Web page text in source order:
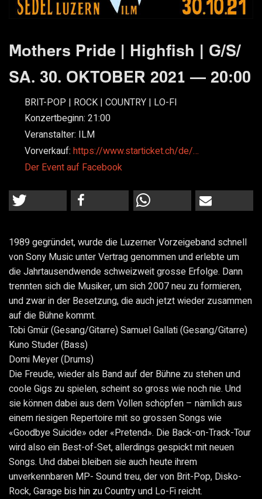
Mothers Pride | Highfish | G/S/
SA. 30. OKTOBER 2021 — 20:00
BRIT-POP | ROCK | COUNTRY | LO-FI
Konzertbeginn: 21:00
Veranstalter: ILM
Vorverkauf: https://www.starticket.ch/de/…
Der Event auf Facebook
1989 gegründet, wurde die Luzerner Vorzeigeband schnell
von Sony Music unter Vertrag genommen und erlebte um
die Jahrtausendwende schweizweit grosse Erfolge. Dann
trennten sich die Musiker, um sich 2007 neu zu formieren,
und zwar in der Besetzung, die auch jetzt wieder zusammen
auf die Bühne kommt.
Tobi Gmür (Gesang/Gitarre) Samuel Gallati (Gesang/Gitarre)
Kuno Studer (Bass)
Domi Meyer (Drums)
Die Freude, wieder als Band auf der Bühne zu stehen und
coole Gigs zu spielen, scheint so gross wie noch nie. Und
sie können dabei aus dem Vollen schöpfen – nämlich aus
einem riesigen Repertoire mit so grossen Songs wie
«Goodbye Suicide» oder «Pretend». Die Back-on-Track-Tour
wird also ein Best-of-Set, allerdings gespickt mit neuen
Songs. Und dabei bleiben sie auch heute ihrem
unverkennbaren MP- Sound treu, der von Brit-Pop, Disko-
Rock, Garage bis hin zu Country und Lo-Fi reicht.